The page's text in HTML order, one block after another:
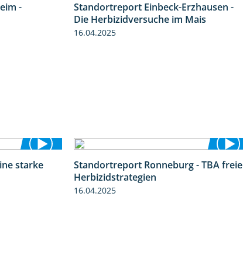
-
7:04
Standortreport Einbeck-Erzhausen -
Die Herbizidversuche im Mais
16.04.2025
5:04
starke
4:17
Standortreport Ronneburg - TBA freie
Herbizidstrategien
16.04.2025